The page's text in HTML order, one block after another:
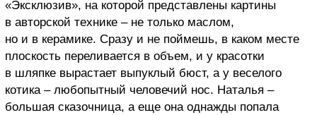
«Эксклюзив», на которой представлены картины
в авторской технике – не только маслом,
но и в керамике. Сразу и не поймешь, в каком месте
плоскость переливается в объем, и у красотки
в шляпке вырастает выпуклый бюст, а у веселого
котика – любопытный человечий нос. Наталья –
большая сказочница, а еще она однажды попала